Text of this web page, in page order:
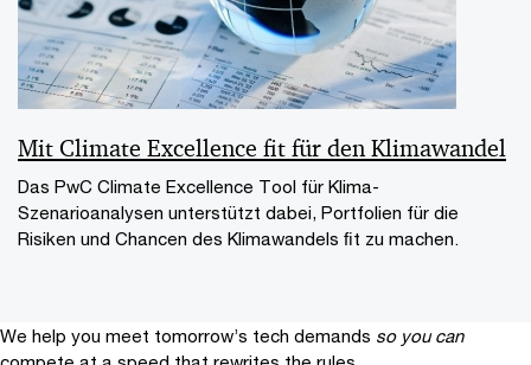
Mit Climate Excellence ﬁt für den Klimawandel
Das PwC Climate Excellence Tool für Klima-
Szenarioanalysen unterstützt dabei, Portfolien für die
Risiken und Chancen des Klimawandels ﬁt zu machen.
We help you meet tomorrow’s tech demands so you can